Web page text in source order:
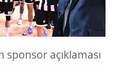
açıklaması